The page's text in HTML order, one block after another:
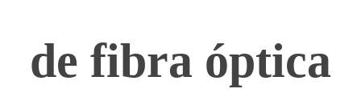
de fibra óptica